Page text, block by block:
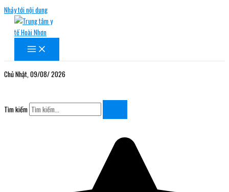
Nhảy tới nội dung
Chủ Nhật, 09/08/ 2026
Tìm kiếm